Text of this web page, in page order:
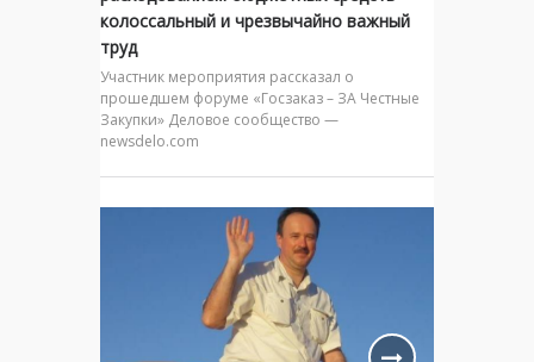
колоссальный и чрезвычайно важный
труд
Участник мероприятия рассказал о
прошедшем форуме «Госзаказ – ЗА Честные
Закупки» Деловое сообщество —
newsdelo.com